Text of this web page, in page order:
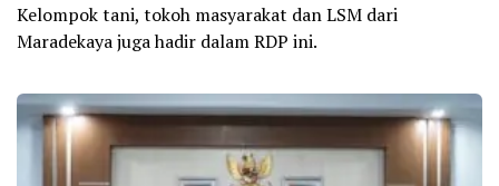
Kelompok tani, tokoh masyarakat dan LSM dari
Maradekaya juga hadir dalam RDP ini.